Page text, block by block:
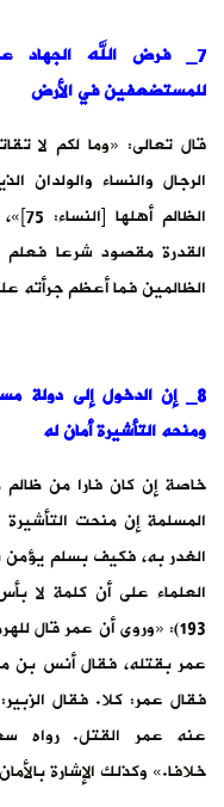
7_ فرض الله الجهاد
للمستضعفين في الأرض
قال تعالى: «وما لكم لا
‌الرجال والنساء والولدان
القدرة مقصود شرعا
الظالمين فما أعظم جرأته
8_ إن الدخول إلى دولة
ومنحه التأشيرة أمان له
خاصة إن كان فارا من ظالم
المسلمة إن منحت
الغدر به، فكيف بسلم يؤمن
193): «وروى أن عمر قال
عمر بقتله، فقال أنس بن
فقال عمر: كلا. فقال
عنه عمر القتل. رواه
خلافا.» وكذلك الإشارة